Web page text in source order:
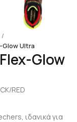
Glow Ultra
Glow
RED
ιδανικά για